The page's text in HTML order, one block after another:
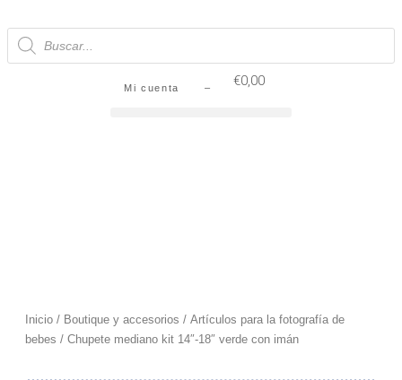
Mi cuenta – €0,00
Inicio / Boutique y accesorios / Artículos para la fotografía de
bebes / Chupete mediano kit 14″-18″ verde con imán